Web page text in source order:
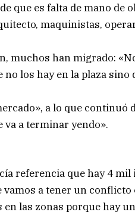
que es falta de mano de
maquinistas,
muchos han migrado:
los hay en la plaza sino
a lo que continuó
va a terminar yendo».
referencia que hay 4 mil
a tener un conflicto
las zonas porque hay